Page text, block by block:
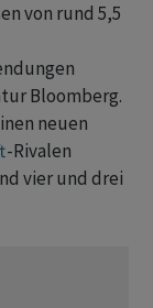
von rund 5,5
Bloomberg.
neuen
-Rivalen
vier und drei